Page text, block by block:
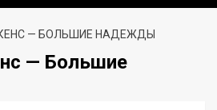
— БОЛЬШИЕ НАДЕЖДЫ
— Большие